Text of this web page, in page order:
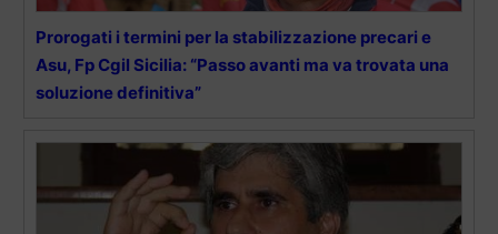
Prorogati i termini per la stabilizzazione precari e
Asu, Fp Cgil Sicilia: “Passo avanti ma va trovata una
soluzione definitiva”